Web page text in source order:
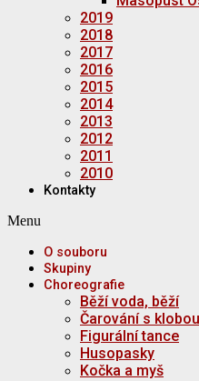
2019
2018
2017
2016
2015
2014
2013
2012
2011
2010
Kontakty
Menu
O souboru
Skupiny
Choreografie
Běží voda, běží
Čarování s
Figurální tance
Husopasky
Kočka a myš